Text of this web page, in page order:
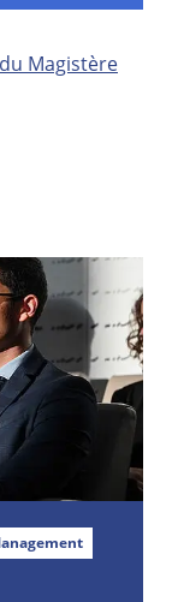
Magistère